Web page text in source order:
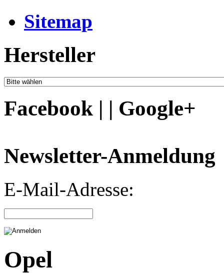
Sitemap
Hersteller
Facebook | | Google+
Newsletter-Anmeldung
E-Mail-Adresse:
Opel